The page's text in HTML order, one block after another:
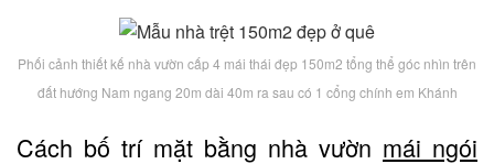
Phối cảnh thiết kế nhà vườn cấp 4 mái thái đẹp 150m2 tổng thể góc nhìn trên
đất hướng Nam ngang 20m dài 40m ra sau có 1 cổng chính em Khánh
Cách bố trí mặt bằng nhà vườn mái ngói